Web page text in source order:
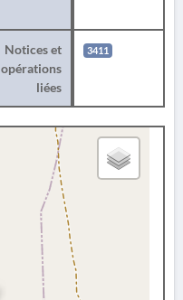
Notices et
opérations
liées
3411